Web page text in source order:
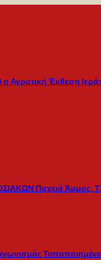
Αγροτική Έκθεση
Παχειά Άμμος,